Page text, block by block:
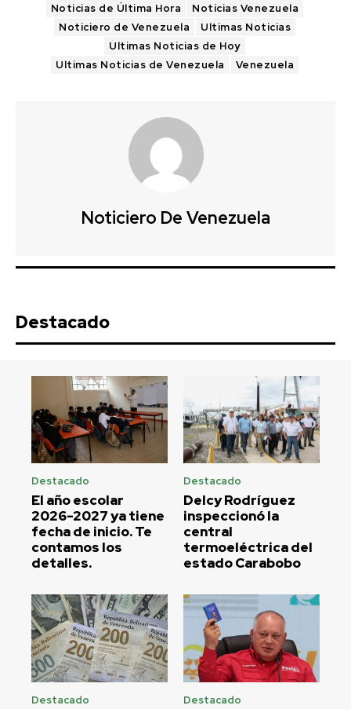
Noticias de Última Hora
Noticias Venezuela
Noticiero de Venezuela
Ultimas Noticias
Ultimas Noticias de Hoy
Ultimas Noticias de Venezuela
Venezuela
Noticiero De Venezuela
Destacado
Destacado
El año escolar
2026-2027 ya tiene
fecha de inicio. Te
contamos los
detalles.
Destacado
Delcy Rodríguez
inspeccionó la
central
termoeléctrica del
estado Carabobo
Destacado Destacado